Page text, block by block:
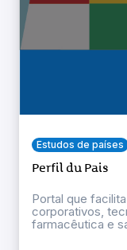
Estudos de países
Perfil du Pais
Portal que
corporativos,
farmacêutica e